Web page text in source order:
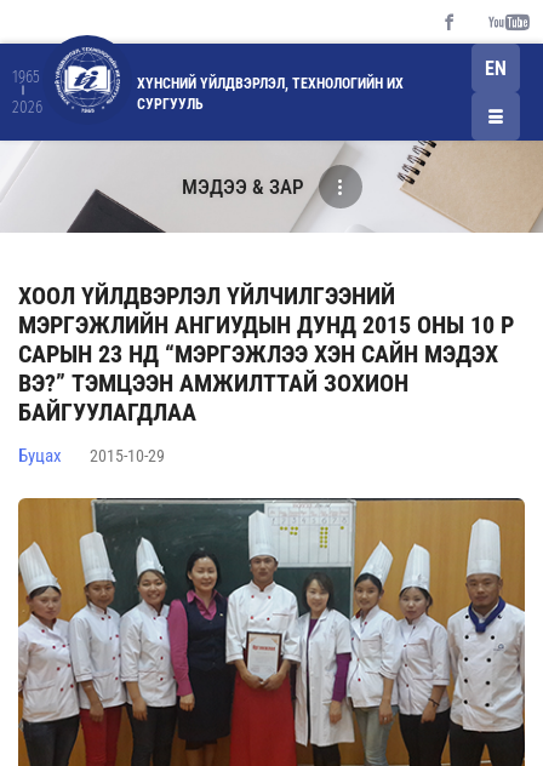
1965
2026
ХҮНСНИЙ ҮЙЛДВЭРЛЭЛ, ТЕХНОЛОГИЙН ИХ
СУРГУУЛЬ
EN
МЭДЭЭ & ЗАР
ХООЛ ҮЙЛДВЭРЛЭЛ ҮЙЛЧИЛГЭЭНИЙ
МЭРГЭЖЛИЙН АНГИУДЫН ДУНД 2015 ОНЫ 10 Р
САРЫН 23 НД “МЭРГЭЖЛЭЭ ХЭН САЙН МЭДЭХ
ВЭ?” ТЭМЦЭЭН АМЖИЛТТАЙ ЗОХИОН
БАЙГУУЛАГДЛАА
Буцах 2015-10-29